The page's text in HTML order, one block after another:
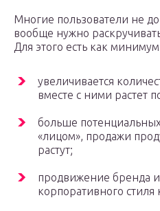
Многие пользователи не
вообще нужно
Для этого есть как
увеличивается
вместе с ними растет
больше
«лицом», продажи
растут;
продвижение бренда и
корпоративного